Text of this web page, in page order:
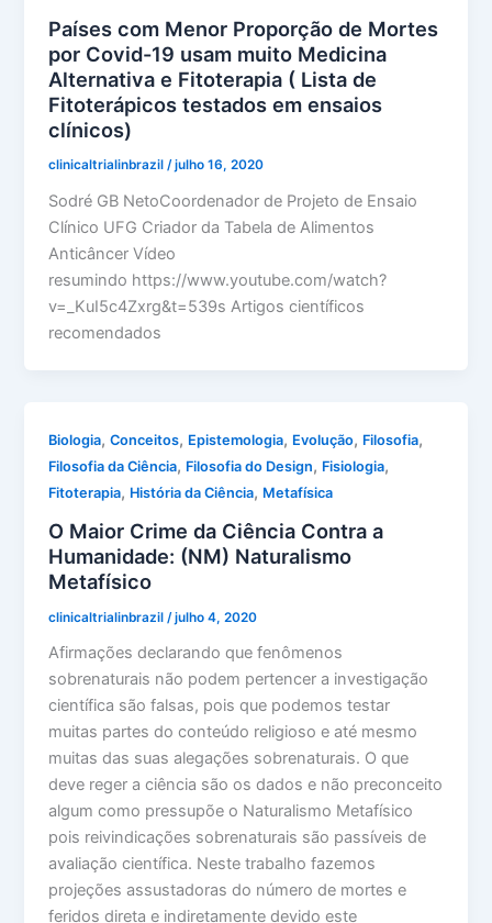
Países com Menor Proporção de Mortes
por Covid-19 usam muito Medicina
Alternativa e Fitoterapia ( Lista de
Fitoterápicos testados em ensaios
clínicos)
clinicaltrialinbrazil/julho 16, 2020
Sodré GB NetoCoordenador de Projeto de Ensaio
Clínico UFG Criador da Tabela de Alimentos
Anticâncer Vídeo
resumindo https://www.youtube.com/watch?
v=_KuI5c4Zxrg&t=539s Artigos científicos
recomendados
Biologia,Conceitos, Epistemologia, Evolução, Filosofia,
Filosofia da Ciência, Filosofia do Design, Fisiologia,
Fitoterapia, História da Ciência, Metafísica
O Maior Crime da Ciência Contra a
Humanidade: (NM) Naturalismo
Metafísico
clinicaltrialinbrazil /julho 4, 2020
Afirmações declarando que fenômenos
sobrenaturais não podem pertencer a investigação
científica são falsas, pois que podemos testar
muitas partes do conteúdo religioso e até mesmo
muitas das suas alegações sobrenaturais. O que
deve reger a ciência são os dados e não preconceito
algum como pressupõe o Naturalismo Metafísico
pois reivindicações sobrenaturais são passíveis de
avaliação científica. Neste trabalho fazemos
projeções assustadoras do número de mortes e
feridos direta e indiretamente devido este